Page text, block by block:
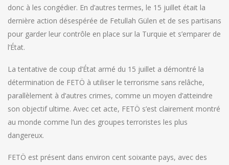
donc à les congédier. En d’autres termes, le 15 juillet était la
dernière action désespérée de Fetullah Gülen et de ses partisans
pour garder leur contrôle en place sur la Turquie et s’emparer de
l’État.
La tentative de coup d’État armé du 15 juillet a démontré la
détermination de FETÖ à utiliser le terrorisme sans relâche,
parallèlement à d’autres crimes, comme un moyen d’atteindre
son objectif ultime. Avec cet acte, FETÖ s’est clairement montré
au monde comme l’un des groupes terroristes les plus
dangereux.
FETÖ est présent dans environ cent soixante pays, avec des